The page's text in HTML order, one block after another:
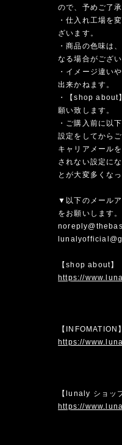
ので、予めご了
・仕入れ工場を
ざいます。
・商品の色味は
なる場合がござい
・イメージ違い
出来かねます。
・【shop about
願い致します。
・ご購入前に以
設定をしてから
キャリアメール
されない設定に
とが大変多くな
▼以下のメール
をお願いします。
【shop about】
https://
【INFOMATION】
https://
【lunaly ショッ
https://